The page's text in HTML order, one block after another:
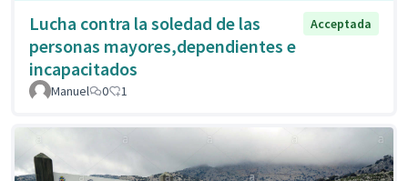
Lucha contra la soledad de las
personas mayores,dependientes e
incapacitados
Acceptada
Manuel 0 1